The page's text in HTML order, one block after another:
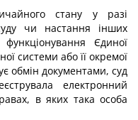
стану у разі
чи настання інших
Єдиної
системи або її окремої
обмін документами, суд
електронний
в яких така особа